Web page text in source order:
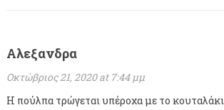
Αλεξανδρα
Οκτώβριος 21, 2020 at 7:44 μμ
Η πούλπα τρώγεται υπέροχα με το κουταλάκι